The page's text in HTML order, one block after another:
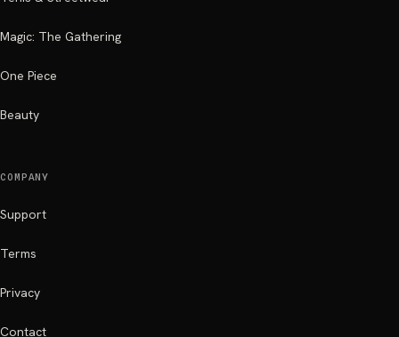
Magic: The Gathering
One Piece
Beauty
COMPANY
Support
Terms
Privacy
Contact